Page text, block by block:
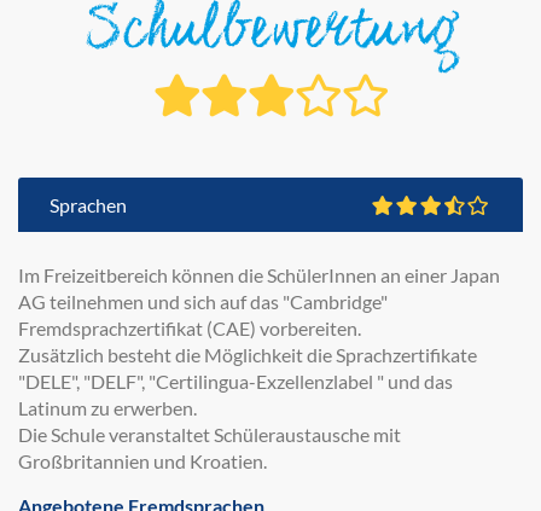
Schulbewertung
Sprachen
Im Freizeitbereich können die SchülerInnen an einer Japan
AG teilnehmen und sich auf das "Cambridge"
Fremdsprachzertifikat (CAE) vorbereiten.
Zusätzlich besteht die Möglichkeit die Sprachzertifikate
"DELE", "DELF", "Certilingua-Exzellenzlabel " und das
Latinum zu erwerben.
Die Schule veranstaltet Schüleraustausche mit
Großbritannien und Kroatien.
Angebotene Fremdsprachen